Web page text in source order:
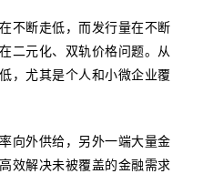
不断走低，而发行量在不断
二元化、双轨价格问题。从
，尤其是个人和小微企业覆
向外供给，另外一端大量金
效解决未被覆盖的金融需求